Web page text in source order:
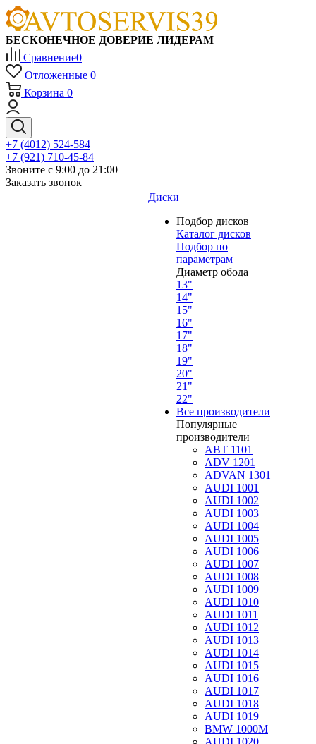
БЕСКОНЕЧНОЕ ДОВЕРИЕ ЛИДЕРАМ
Сравнение0
Отложенные 0
Корзина 0
+7 (4012) 524-584
+7 (921) 710-45-84
Звоните с 9:00 до 21:00
Заказать звонок
Диски
Подбор дисков
Каталог дисков
Подбор по
параметрам
Диаметр обода
13"
14"
15"
16"
17"
18"
19"
20"
21"
22"
Все производители
Популярные
производители
ABT 1101
ADV 1201
ADVAN 1301
AUDI 1001
AUDI 1002
AUDI 1003
AUDI 1004
AUDI 1005
AUDI 1006
AUDI 1007
AUDI 1008
AUDI 1009
AUDI 1010
AUDI 1011
AUDI 1012
AUDI 1013
AUDI 1014
AUDI 1015
AUDI 1016
AUDI 1017
AUDI 1018
AUDI 1019
BMW 1000M
AUDI 1020